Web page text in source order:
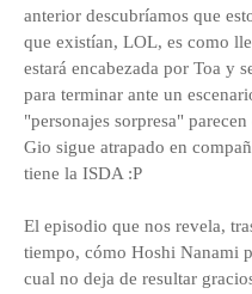
anterior descubríamos que
que existían, LOL, es como
estará encabezada por Toa y
para terminar ante un
"personajes sorpresa"
Gio sigue atrapado en
tiene la ISDA :P
El episodio que nos revela,
tiempo, cómo Hoshi Nanami
cual no deja de resultar